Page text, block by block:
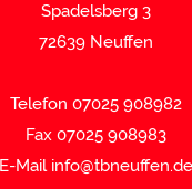
Spadelsberg 3
72639 Neuffen
Telefon 07025 908982
Fax 07025 908983
E-Mail info@tbneuffen.de